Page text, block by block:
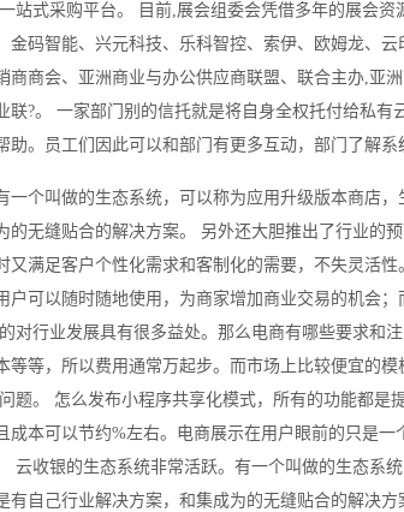
站式采购平台。 目前,展会组委会凭借多年的展会
金码智能、兴元科技、乐科智控、索伊、欧姆龙、
商商会、亚洲商业与办公供应商联盟、联合主办,亚
联?。 一家部门别的信托就是将自身全权托付给私
助。员工们因此可以和部门有更多互动，部门了解系
一个叫做的生态系统，可以称为应用升级版本商店
的无缝贴合的解决方案。 另外还大胆推出了行业的
又满足客户个性化需求和客制化的需要，不失灵活
户可以随时随地使用，为商家增加商业交易的机会
对行业发展具有很多益处。那么电商有哪些要求和
等等，所以费用通常万起步。而市场上比较便宜的
题。 怎么发布小程序共享化模式，所有的功能都是
成本可以节约%左右。电商展示在用户眼前的只是
云收银的生态系统非常活跃。有一个叫做的生态系
有自己行业解决方案，和集成为的无缝贴合的解决